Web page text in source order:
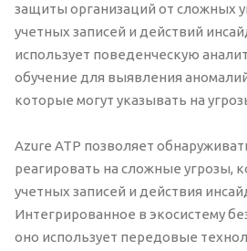
защиты организаций от сложных
учетных записей и действий
использует поведенческую
обучение для выявления
которые могут указывать на
Azure ATP позволяет
реагировать на сложные угрозы,
учетных записей и действия
Интегрированное в экосистему
оно использует передовые